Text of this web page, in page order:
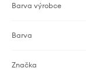
Barva výrobce
Barva
Značka